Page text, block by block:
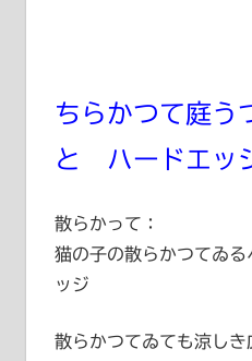
ちらかつて庭う
と ハードエッ
散らかって：
猫の子の散らかつてゐ
ッジ
散らかつてゐても涼し